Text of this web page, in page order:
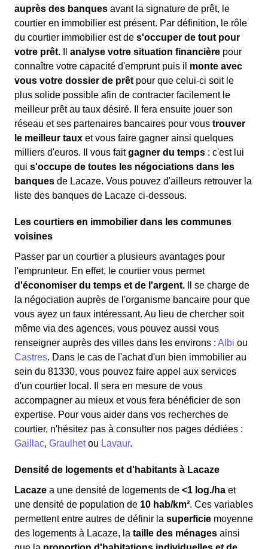
auprès des banques avant la signature de prêt, le
courtier en immobilier est présent. Par définition, le rôle
du courtier immobilier est de s'occuper de tout pour
votre prêt. Il analyse votre situation financière pour
connaître votre capacité d'emprunt puis il monte avec
vous votre dossier de prêt pour que celui-ci soit le
plus solide possible afin de contracter facilement le
meilleur prêt au taux désiré. Il fera ensuite jouer son
réseau et ses partenaires bancaires pour vous trouver
le meilleur taux et vous faire gagner ainsi quelques
milliers d'euros. Il vous faitgagner du temps : c'est lui
qui s'occupe de toutes les négociations dans les
banques de Lacaze. Vous pouvez d'ailleurs retrouver la
liste des banques de Lacaze ci-dessous.
Les courtiers en immobilier dans les communes
voisines
Passer par un courtier a plusieurs avantages pour
l'emprunteur. En effet, le courtier vous permet
d'économiser du temps et de l'argent.
Il se charge de
la négociation auprès de l'organisme bancaire pour que
vous ayez un taux intéressant. Au lieu de chercher soit
même via des agences, vous pouvez aussi vous
renseigner auprès des villes dans les environs : Albi ou
Castres. Dans le cas de l'achat d'un bien immobilier au
sein du 81330, vous pouvez faire appel aux services
d'un courtier local. Il sera en mesure de vous
accompagner au mieux et vous fera bénéficier de son
expertise. Pour vous aider dans vos recherches de
courtier, n'hésitez pas à consulter nos pages dédiées :
Gaillac, Graulhetou Lavaur.
Densité de logements et d'habitants à Lacaze
Lacaze a une densité de logements de <1 log./ha et
une densité de population de 10 hab/km². Ces variables
permettent entre autres de définir la superficie moyenne
des logements à Lacaze, la taille des ménages ainsi